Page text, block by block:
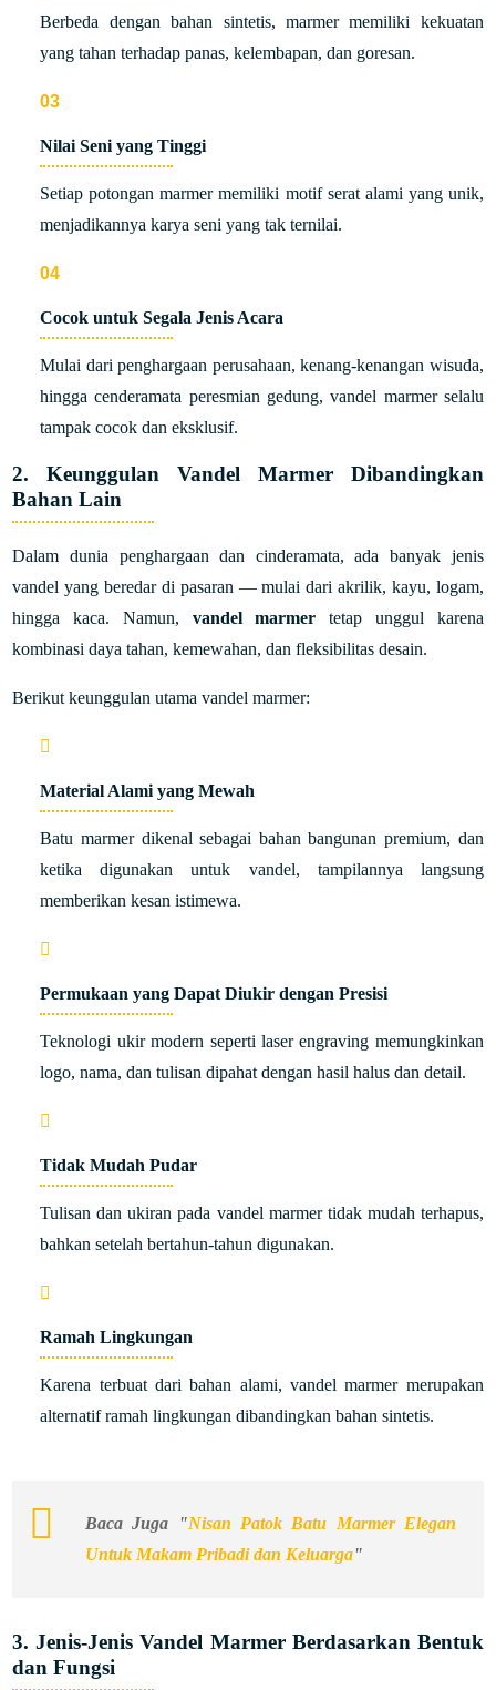
Berbeda dengan bahan sintetis, marmer memiliki kekuatan
yang tahan terhadap panas, kelembapan, dan goresan.
Nilai Seni yang Tinggi
Setiap potongan marmer memiliki motif serat alami yang unik,
menjadikannya karya seni yang tak ternilai.
Cocok untuk Segala Jenis Acara
Mulai dari penghargaan perusahaan, kenang-kenangan wisuda,
hingga cenderamata peresmian gedung, vandel marmer selalu
tampak cocok dan eksklusif.
2. Keunggulan Vandel Marmer Dibandingkan
Bahan Lain
Dalam dunia penghargaan dan cinderamata, ada banyak jenis
vandel yang beredar di pasaran — mulai dari akrilik, kayu, logam,
hingga kaca. Namun, vandel marmer tetap unggul karena
kombinasi daya tahan, kemewahan, dan fleksibilitas desain.
Berikut keunggulan utama vandel marmer:
Material Alami yang Mewah
Batu marmer dikenal sebagai bahan bangunan premium, dan
ketika digunakan untuk vandel, tampilannya langsung
memberikan kesan istimewa.
Permukaan yang Dapat Diukir dengan Presisi
Teknologi ukir modern seperti laser engraving memungkinkan
logo, nama, dan tulisan dipahat dengan hasil halus dan detail.
Tidak Mudah Pudar
Tulisan dan ukiran pada vandel marmer tidak mudah terhapus,
bahkan setelah bertahun-tahun digunakan.
Ramah Lingkungan
Karena terbuat dari bahan alami, vandel marmer merupakan
alternatif ramah lingkungan dibandingkan bahan sintetis.
Baca Juga "Nisan Patok Batu Marmer Elegan
Untuk Makam Pribadi dan Keluarga"
3. Jenis-Jenis Vandel Marmer Berdasarkan Bentuk
dan Fungsi